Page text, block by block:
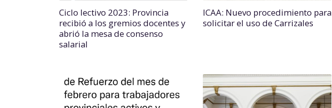
Ciclo lectivo 2023: Provincia
recibió a los gremios docentes y
abrió la mesa de consenso
salarial
ICAA: Nuevo procedimiento para
solicitar el uso de Carrizales